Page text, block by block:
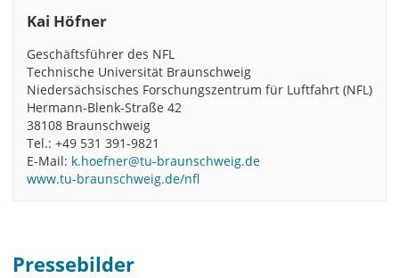
Kai Höfner
Geschäftsführer des NFL
Technische Universität Braunschweig
Niedersächsisches Forschungszentrum für Luftfahrt (NFL)
Hermann-Blenk-Straße 42
38108 Braunschweig
Tel.: +49 531 391-9821
E-Mail: k.hoefner@tu-braunschweig.de
www.tu-braunschweig.de/nfl
Pressebilder